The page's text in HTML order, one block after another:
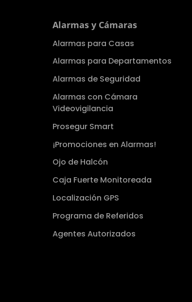
Alarmas y Cámaras
Alarmas para Casas
Alarmas para Departamentos
Alarmas de Seguridad
Alarmas con Cámara
Videovigilancia
Prosegur Smart
¡Promociones en Alarmas!
Ojo de Halcón
Caja Fuerte Monitoreada
Localización GPS
Programa de Referidos
Agentes Autorizados